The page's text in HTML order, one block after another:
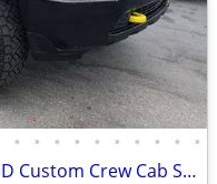
• • • • • • • • • •
2020 Chevrolet Silverado 2500HD Custom Crew Cab Short Box 4WD